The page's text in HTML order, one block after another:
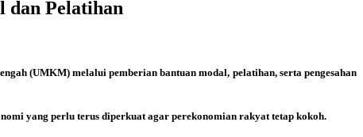
dan Pelatihan
(UMKM) melalui pemberian bantuan modal, pelatihan, serta pengesahan
yang perlu terus diperkuat agar perekonomian rakyat tetap kokoh.